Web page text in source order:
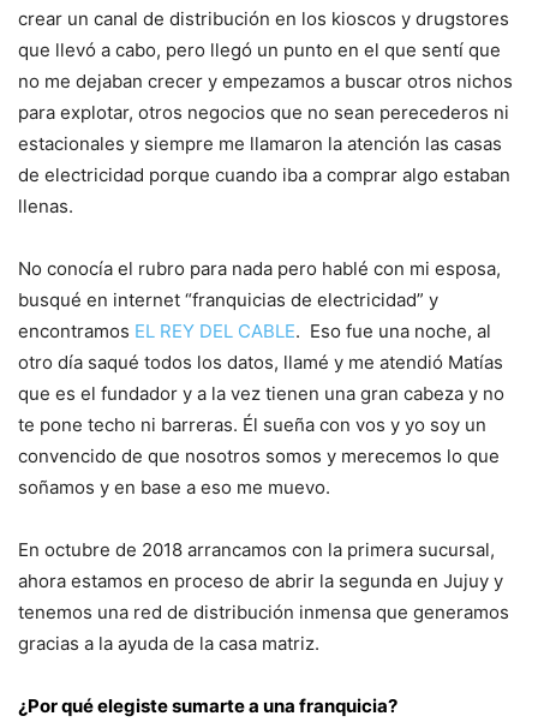
crear un canal de distribución en los kioscos y drugstores
que llevó a cabo, pero llegó un punto en el que sentí que
no me dejaban crecer y empezamos a buscar otros nichos
para explotar, otros negocios que no sean perecederos ni
estacionales y siempre me llamaron la atención las casas
de electricidad porque cuando iba a comprar algo estaban
llenas.
No conocía el rubro para nada pero hablé con mi esposa,
busqué en internet “franquicias de electricidad” y
encontramos EL REY DEL CABLE. Eso fue una noche, al
otro día saqué todos los datos, llamé y me atendió Matías
que es el fundador y a la vez tienen una gran cabeza y no
te pone techo ni barreras. Él sueña con vos y yo soy un
convencido de que nosotros somos y merecemos lo que
soñamos y en base a eso me muevo.
En octubre de 2018 arrancamos con la primera sucursal,
ahora estamos en proceso de abrir la segunda en Jujuy y
tenemos una red de distribución inmensa que generamos
gracias a la ayuda de la casa matriz.
¿Por qué elegiste sumarte a una franquicia?